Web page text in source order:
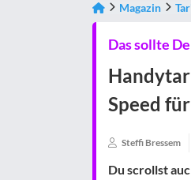
Magazin
Das sollte
Speed
Steffi Bressem
Du scrollst